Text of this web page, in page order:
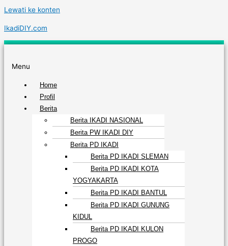
Lewati ke konten
IkadiDIY.com
Menu
Home
Profil
Berita
Berita IKADI NASIONAL
Berita PW IKADI DIY
Berita PD IKADI
Berita PD IKADI SLEMAN
Berita PD IKADI KOTA
YOGYAKARTA
Berita PD IKADI BANTUL
Berita PD IKADI GUNUNG
KIDUL
Berita PD IKADI KULON
PROGO